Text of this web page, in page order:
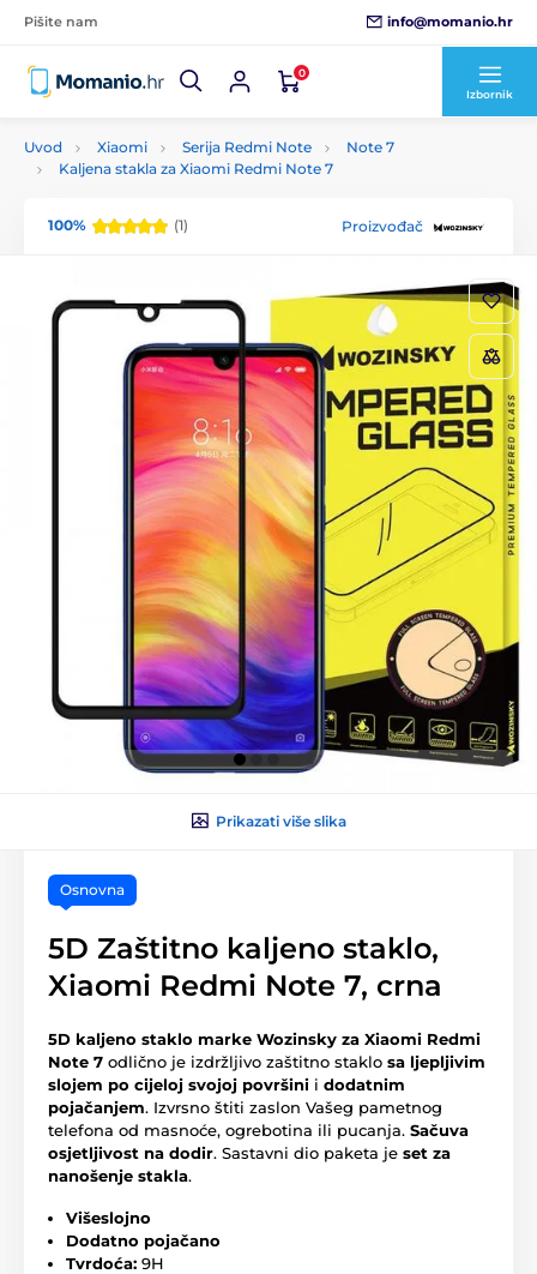
Pišite nam info@momanio.hr
0
Izbornik
Uvod Xiaomi Serija Redmi Note
Note 7
Kaljena stakla za Xiaomi Redmi Note 7
100% (1) Proizvođač
Prikazati više slika
Osnovna
5D Zaštitno kaljeno staklo,
Xiaomi Redmi Note 7, crna
5D kaljeno staklo marke Wozinsky za Xiaomi Redmi
Note 7 odlično je izdržljivo zaštitno staklo sa ljepljivim
slojem po cijeloj svojoj površini i dodatnim
pojačanjem. Izvrsno štiti zaslon Vašeg pametnog
telefona od masnoće, ogrebotina ili pucanja. Sačuva
osjetljivost na dodir. Sastavni dio paketa je set za
nanošenje stakla.
Višeslojno
Dodatno pojačano
Tvrdoća: 9H